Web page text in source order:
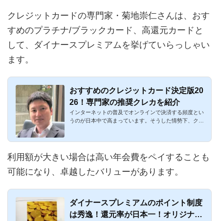
クレジットカードの専門家・菊地崇仁さんは、おす
すめのプラチナ/ブラックカード、高還元カードと
して、ダイナースプレミアムを挙げていらっしゃい
ます。
おすすめのクレジットカード決定版20
26！専門家の推奨クレカを紹介
インターネットの普及でオンラインで決済する頻度とい
うのが日本中で高まっています。そうした情勢下、クレ
利用額が大きい場合は高い年会費をペイすることも
可能になり、卓越したバリューがあります。
ダイナースプレミアムのポイント制度
は秀逸！還元率が日本一！オリジナル